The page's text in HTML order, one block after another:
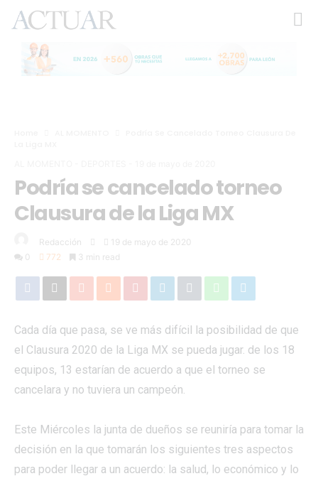
Podría se cancelado torneo
Clausura de la Liga MX
Redacción
19 de mayo de 2020
0
772 3 min read
Cada día que pasa, se ve más difícil la posibilidad de que
el Clausura 2020 de la Liga MX se pueda jugar. de los 18
equipos, 13 estarían de acuerdo a que el torneo se
cancelara y no tuviera un campeón.
Este Miércoles la junta de dueños se reuniría para tomar la
decisión en la que tomarán los siguientes tres aspectos
para poder llegar a un acuerdo: la salud, lo económico y lo